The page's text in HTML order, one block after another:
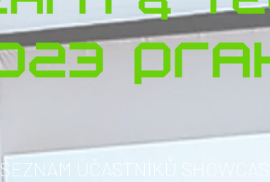
SEZNAM ÚČASTNÍKŮ SHOWCASE